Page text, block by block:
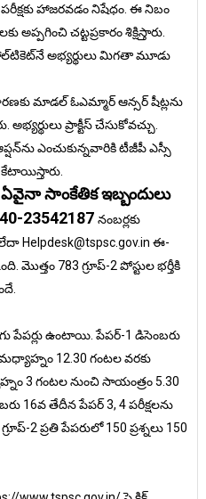
హాజరవడం నిషేధం. ఈ నిబం
చట్టప్రకారం శిక్షిస్తారు.
అభ్యర్థులు మిగతా మూడు
మాడల్ ఓఎమ్మార్ ఆన్సర్ షీట్లను
ప్రాక్టీస్ చేసుకోవచ్చు.
ఎంచుకున్నవారికి టీజీపీ ఎస్సీ
సాంకేతిక ఇబ్బందులు
23542187 నంబర్లకు
Helpdesk@tspsc.gov.in ఈ-
783 గ్రూప్‌-2 పోస్టుల భర్తీకి
పేపర్లు ఉంటాయి. పేపర్-1 డిసెంబరు
12.30 గంటల వరకు
3 గంటల నుంచి సాయంత్రం 5.30
16వ తేదీన పేపర్ 3, 4 పరీక్షలను
2 ప్రతి పేపరులో 150 ప్రశ్నలు 150